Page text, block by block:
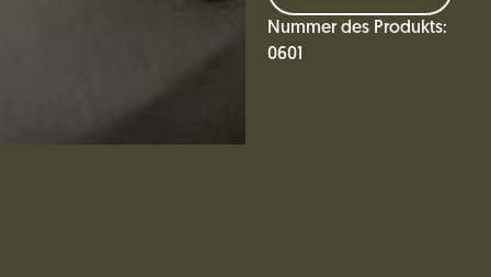
Nummer des Produkts:
0601